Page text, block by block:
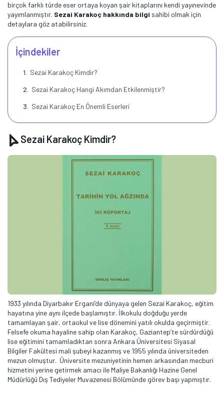
birçok farklı türde eser ortaya koyan şair kitaplarını kendi yayınevinde
yayımlanmıştır. Sezai Karakoç hakkında bilgi sahibi olmak için
detaylara göz atabilirsiniz.
İçindekiler
Sezai Karakoç Kimdir?
Sezai Karakoç Hangi Akımdan Etkilenmiştir?
Sezai Karakoç En Önemli Eserleri
Sezai Karakoç Kimdir?
1933 yılında Diyarbakır Ergani’de dünyaya gelen Sezai Karakoç, eğitim
hayatına yine aynı ilçede başlamıştır. İlkokulu doğduğu yerde
tamamlayan şair, ortaokul ve lise dönemini yatılı okulda geçirmiştir.
Felsefe okuma hayaline sahip olan Karakoç, Gaziantep’te sürdürdüğü
lise eğitimini tamamladıktan sonra Ankara Üniversitesi Siyasal
Bilgiler Fakültesi mali şubeyi kazanmış ve 1955 yılında üniversiteden
mezun olmuştur. Üniversite mezuniyetinin hemen arkasından mecburi
hizmetini yerine getirmek amacı ile Maliye Bakanlığı Hazine Genel
Müdürlüğü Dış Tediyeler Muvazenesi Bölümünde görev başı yapmıştır.